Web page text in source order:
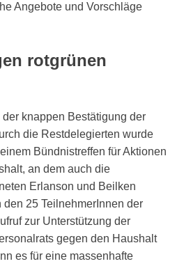
Angebote und Vorschläge
rotgrünen
knappen Bestätigung der
die Restdelegierten wurde
Bündnistreffen für Aktionen
an dem auch die
Erlanson und Beilken
25 TeilnehmerInnen der
zur Unterstützung der
gegen den Haushalt
es für eine massenhafte